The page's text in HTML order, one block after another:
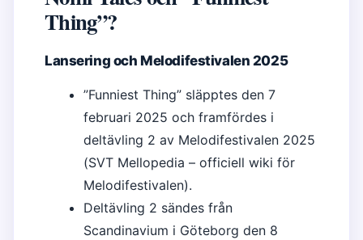
Thing”?
Lansering och Melodifestivalen 2025
”Funniest Thing” släpptes den 7
februari 2025 och framfördes i
deltävling 2 av Melodifestivalen 2025
(SVT Mellopedia – officiell wiki för
Melodifestivalen).
Deltävling 2 sändes från
Scandinavium i Göteborg den 8